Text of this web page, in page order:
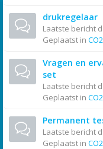
drukregelaar
Laatste bericht
Geplaatst in
Vragen en
set
Laatste bericht
Geplaatst in
Permanent
Laatste bericht
Geplaatst in